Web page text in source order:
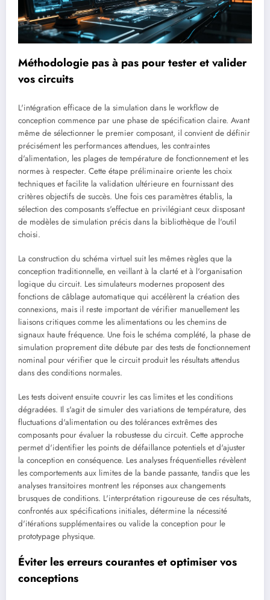
Méthodologie pas à pas pour tester et valider
vos circuits
L'intégration efficace de la simulation dans le workflow de
conception commence par une phase de spécification claire. Avant
même de sélectionner le premier composant, il convient de définir
précisément les performances attendues, les contraintes
d'alimentation, les plages de température de fonctionnement et les
normes à respecter. Cette étape préliminaire oriente les choix
techniques et facilite la validation ultérieure en fournissant des
critères objectifs de succès. Une fois ces paramètres établis, la
sélection des composants s'effectue en privilégiant ceux disposant
de modèles de simulation précis dans la bibliothèque de l'outil
choisi.
La construction du schéma virtuel suit les mêmes règles que la
conception traditionnelle, en veillant à la clarté et à l'organisation
logique du circuit. Les simulateurs modernes proposent des
fonctions de câblage automatique qui accélèrent la création des
connexions, mais il reste important de vérifier manuellement les
liaisons critiques comme les alimentations ou les chemins de
signaux haute fréquence. Une fois le schéma complété, la phase de
simulation proprement dite débute par des tests de fonctionnement
nominal pour vérifier que le circuit produit les résultats attendus
dans des conditions normales.
Les tests doivent ensuite couvrir les cas limites et les conditions
dégradées. Il s'agit de simuler des variations de température, des
fluctuations d'alimentation ou des tolérances extrêmes des
composants pour évaluer la robustesse du circuit. Cette approche
permet d'identifier les points de défaillance potentiels et d'ajuster
la conception en conséquence. Les analyses fréquentielles révèlent
les comportements aux limites de la bande passante, tandis que les
analyses transitoires montrent les réponses aux changements
brusques de conditions. L'interprétation rigoureuse de ces résultats,
confrontés aux spécifications initiales, détermine la nécessité
d'itérations supplémentaires ou valide la conception pour le
prototypage physique.
Éviter les erreurs courantes et optimiser vos
conceptions